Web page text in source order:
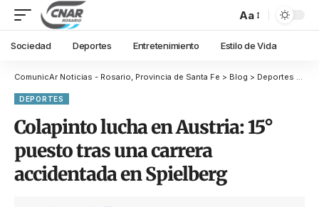
Aa
Sociedad Deportes Entretenimiento Estilo de Vida
ComunicAr Noticias - Rosario, Provincia de Santa Fe > Blog > Deportes
DEPORTES
Colapinto lucha en Austria: 15°
puesto tras una carrera
accidentada en Spielberg